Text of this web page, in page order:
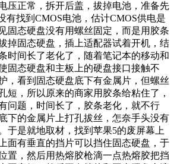
压正常，拆开后盖，拔掉电池，准备先
有找到CMOS电池，估计CMOS供电是
固态硬盘没有用螺丝固定，而是用胶条
掉固态硬盘，插上适配器试着开机，结
时间长了老化了，随着笔记本的移动和
固态硬盘和主板上的硬盘接口接触不
，看到固态硬盘底下有金属片，但螺丝
短，所以原来的商家用胶条给粘住了，
问题，时间长了，胶条老化，就不行
下的金属片上打孔拔丝，怎奈手头没有
于是就地取材，找到苹果5的废屏幕上
面有垂直的挡片可以挡住固态硬盘，于
置，然后用热熔胶枪滴一点热熔胶把挡